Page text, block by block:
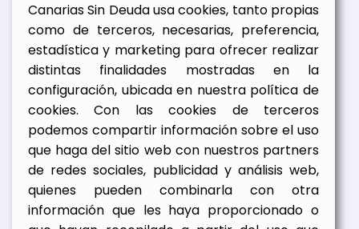
Canarias Sin Deuda usa cookies, tanto propias
como de terceros, necesarias, preferencia,
estadística y marketing para ofrecer realizar
distintas finalidades mostradas en la
configuración, ubicada en nuestra política de
cookies. Con las cookies de terceros
podemos compartir información sobre el uso
que haga del sitio web con nuestros partners
de redes sociales, publicidad y análisis web,
quienes pueden combinarla con otra
información que les haya proporcionado o